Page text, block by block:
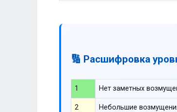
🔢 Расшифровка
1 Нет заметных
2 Небольшие